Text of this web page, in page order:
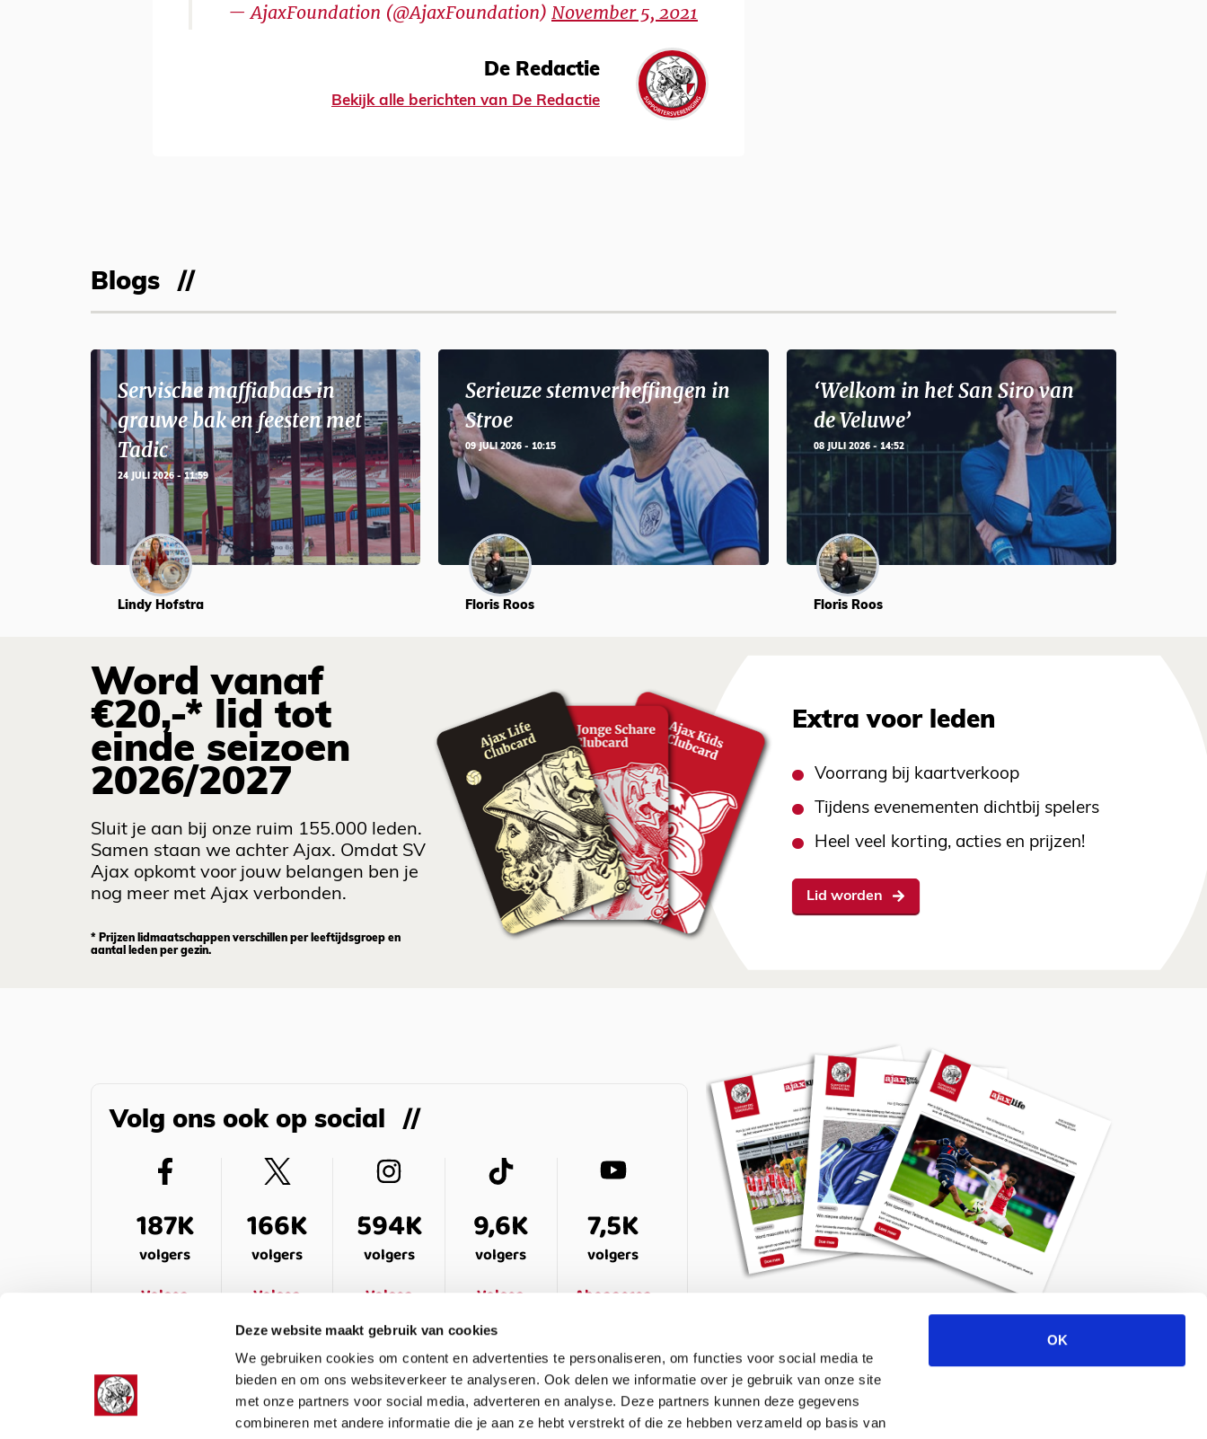
Deze website maakt gebruik van cookies
We gebruiken cookies om content en advertenties te personaliseren, om functies voor social media te
bieden en om ons websiteverkeer te analyseren. Ook delen we informatie over je gebruik van onze site
met onze partners voor social media, adverteren en analyse. Deze partners kunnen deze gegevens
combineren met andere informatie die je aan ze hebt verstrekt of die ze hebben verzameld op basis van
OK
— AjaxFoundation (@AjaxFoundation) November 5, 2021
De Redactie
Bekijk alle berichten van De Redactie
Blogs
Servische maffiabaas in
grauwe bak en feesten met
Tadic
24 JULI 2026 - 11:59
Lindy Hofstra
Serieuze stemverheffingen in
Stroe
09 JULI 2026 - 10:15
Floris Roos
‘Welkom in het San Siro van
de Veluwe’
08 JULI 2026 - 14:52
Floris Roos
Word vanaf
€20,-* lid tot
einde seizoen
2026/2027
Sluit je aan bij onze ruim 155.000 leden.
Samen staan we achter Ajax. Omdat SV
Ajax opkomt voor jouw belangen ben je
nog meer met Ajax verbonden.
* Prijzen lidmaatschappen verschillen per leeftijdsgroep en
aantal leden per gezin.
Extra voor leden
Voorrang bij kaartverkoop
Tijdens evenementen dichtbij spelers
Heel veel korting, acties en prijzen!
Lid worden
Volg ons ook op social
187K
volgers
Volgen
166K
volgers
Volgen
594K
volgers
Volgen
9,6K
volgers
Volgen
7,5K
volgers
Abonneren
Meld je aan voor de nieuwsbrief